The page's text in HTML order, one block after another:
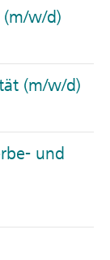
w/d)
(m/w/d)
und